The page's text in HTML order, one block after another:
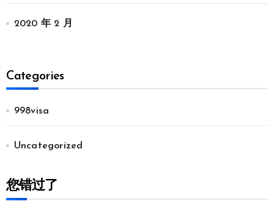
2020 年 2 月
Categories
998visa
Uncategorized
您错过了